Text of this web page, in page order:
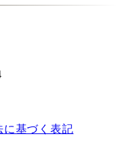
に基づく表記